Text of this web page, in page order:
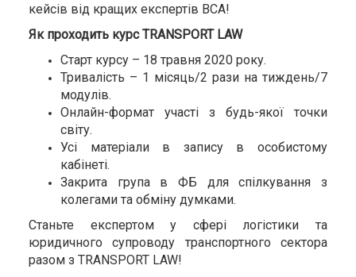
кейсів від кращих експертів ВСА!
Як проходить курс TRANSPORT LAW
Старт курсу – 18 травня 2020 року.
Тривалість – 1 місяць/2 рази на тиждень/7
модулів.
Онлайн-формат участі з будь-якої точки
світу.
Усі матеріали в запису в особистому
кабінеті.
Закрита група в ФБ для спілкування з
колегами та обміну думками.
Станьте експертом у сфері логістики та
юридичного супроводу транспортного сектора
разом з TRANSPORT LAW!